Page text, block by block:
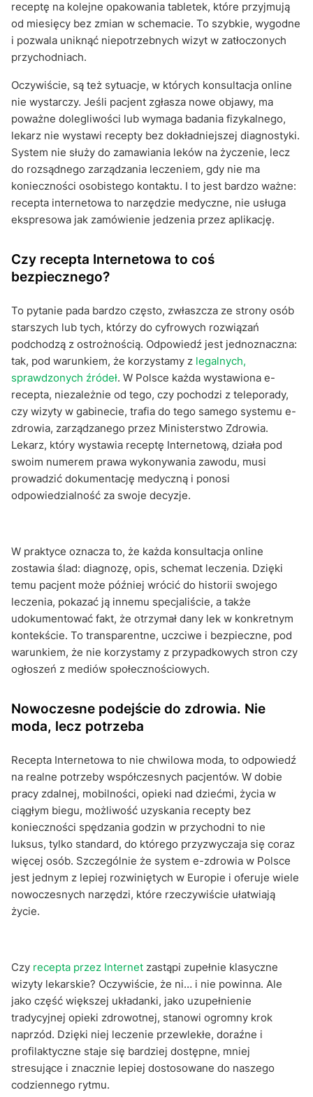
receptę na kolejne opakowania tabletek, które przyjmują
od miesięcy bez zmian w schemacie. To szybkie, wygodne
i pozwala uniknąć niepotrzebnych wizyt w zatłoczonych
przychodniach.
Oczywiście, są też sytuacje, w których konsultacja online
nie wystarczy. Jeśli pacjent zgłasza nowe objawy, ma
poważne dolegliwości lub wymaga badania fizykalnego,
lekarz nie wystawi recepty bez dokładniejszej diagnostyki.
System nie służy do zamawiania leków na życzenie, lecz
do rozsądnego zarządzania leczeniem, gdy nie ma
konieczności osobistego kontaktu. I to jest bardzo ważne:
recepta internetowa to narzędzie medyczne, nie usługa
ekspresowa jak zamówienie jedzenia przez aplikację.
Czy recepta Internetowa to coś
bezpiecznego?
To pytanie pada bardzo często, zwłaszcza ze strony osób
starszych lub tych, którzy do cyfrowych rozwiązań
podchodzą z ostrożnością. Odpowiedź jest jednoznaczna:
tak, pod warunkiem, że korzystamy z legalnych,
sprawdzonych źródeł. W Polsce każda wystawiona e-
recepta, niezależnie od tego, czy pochodzi z teleporady,
czy wizyty w gabinecie, trafia do tego samego systemu e-
zdrowia, zarządzanego przez Ministerstwo Zdrowia.
Lekarz, który wystawia receptę Internetową, działa pod
swoim numerem prawa wykonywania zawodu, musi
prowadzić dokumentację medyczną i ponosi
odpowiedzialność za swoje decyzje.
W praktyce oznacza to, że każda konsultacja online
zostawia ślad: diagnozę, opis, schemat leczenia. Dzięki
temu pacjent może później wrócić do historii swojego
leczenia, pokazać ją innemu specjaliście, a także
udokumentować fakt, że otrzymał dany lek w konkretnym
kontekście. To transparentne, uczciwe i bezpieczne, pod
warunkiem, że nie korzystamy z przypadkowych stron czy
ogłoszeń z mediów społecznościowych.
Nowoczesne podejście do zdrowia. Nie
moda, lecz potrzeba
Recepta Internetowa to nie chwilowa moda, to odpowiedź
na realne potrzeby współczesnych pacjentów. W dobie
pracy zdalnej, mobilności, opieki nad dziećmi, życia w
ciągłym biegu, możliwość uzyskania recepty bez
konieczności spędzania godzin w przychodni to nie
luksus, tylko standard, do którego przyzwyczaja się coraz
więcej osób. Szczególnie że system e-zdrowia w Polsce
jest jednym z lepiej rozwiniętych w Europie i oferuje wiele
nowoczesnych narzędzi, które rzeczywiście ułatwiają
życie.
Czy recepta przez Internet zastąpi zupełnie klasyczne
wizyty lekarskie? Oczywiście, że ni… i nie powinna. Ale
jako część większej układanki, jako uzupełnienie
tradycyjnej opieki zdrowotnej, stanowi ogromny krok
naprzód. Dzięki niej leczenie przewlekłe, doraźne i
profilaktyczne staje się bardziej dostępne, mniej
stresujące i znacznie lepiej dostosowane do naszego
codziennego rytmu.